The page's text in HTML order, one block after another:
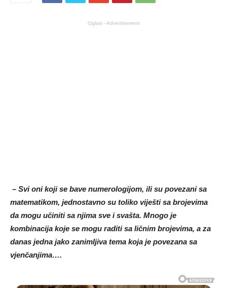
Oglasi - Advertisement
– Svi oni koji se bave numerologijom, ili su povezani sa
matematikom, jednostavno su toliko viješti sa brojevima
da mogu učiniti sa njima sve i svašta. Mnogo je
kombinacija koje se mogu raditi sa ličnim brojevima, a za
danas jedna jako zanimljiva tema koja je povezana sa
vjenčanjima….